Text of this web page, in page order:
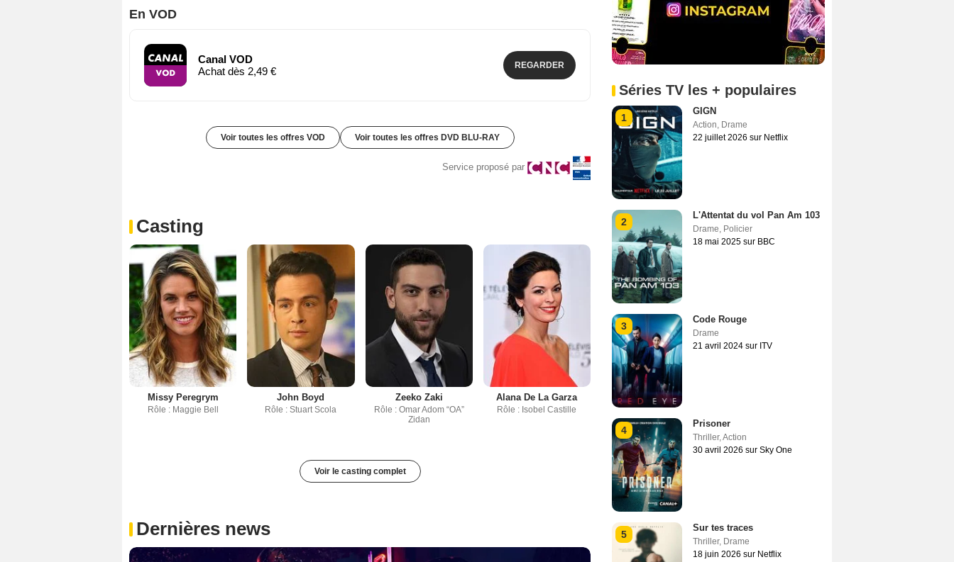
En VOD
Canal VOD
Achat dès 2,49 €
REGARDER
Voir toutes les offres VOD Voir toutes les offres DVD BLU-RAY
Service proposé par
Casting
Missy Peregrym
Rôle : Maggie Bell
John Boyd
Rôle : Stuart Scola
Zeeko Zaki
Rôle : Omar Adom “OA”
Zidan
Alana De La Garza
Rôle : Isobel Castille
Voir le casting complet
Dernières news
Séries TV les + populaires
1
GIGN
Action, Drame
22 juillet 2026 sur Netflix
2
L'Attentat du vol Pan Am 103
Drame, Policier
18 mai 2025 sur BBC
3
Code Rouge
Drame
21 avril 2024 sur ITV
4
Prisoner
Thriller,Action
30 avril 2026 sur Sky One
5
Sur tes traces
Thriller, Drame
18 juin 2026 sur Netflix